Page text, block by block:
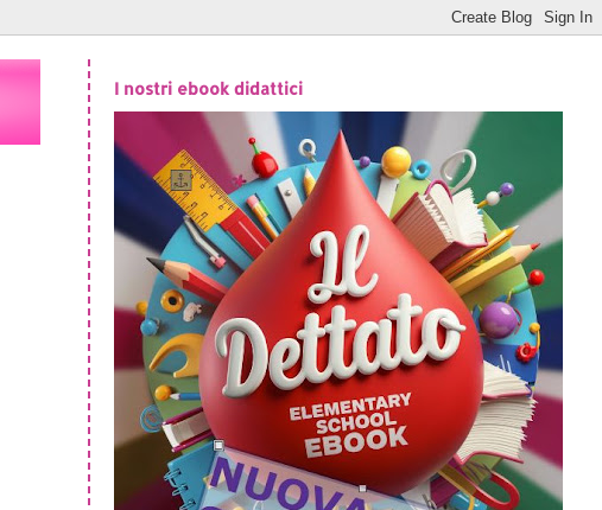
I nostri ebook didattici